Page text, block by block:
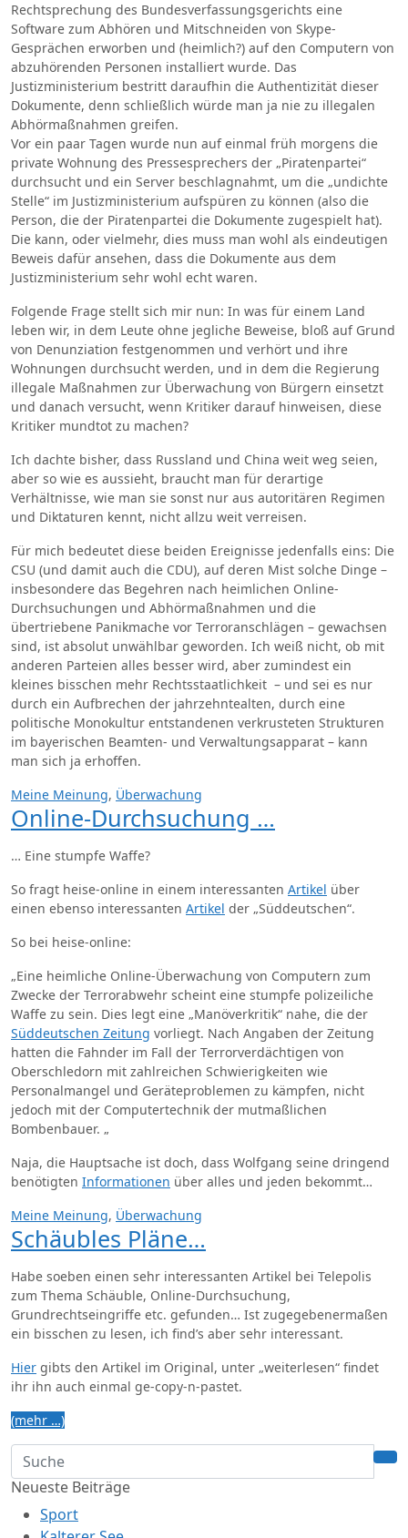
Rechtsprechung des Bundesverfassungsgerichts eine
Software zum Abhören und Mitschneiden von Skype-
Gesprächen erworben und (heimlich?) auf den Computern von
abzuhörenden Personen installiert wurde. Das
Justizministerium bestritt daraufhin die Authentizität dieser
Dokumente, denn schließlich würde man ja nie zu illegalen
Abhörmaßnahmen greifen.
Vor ein paar Tagen wurde nun auf einmal früh morgens die
private Wohnung des Pressesprechers der „Piratenpartei“
durchsucht und ein Server beschlagnahmt, um die „undichte
Stelle“ im Justizministerium aufspüren zu können (also die
Person, die der Piratenpartei die Dokumente zugespielt hat).
Die kann, oder vielmehr, dies muss man wohl als eindeutigen
Beweis dafür ansehen, dass die Dokumente aus dem
Justizministerium sehr wohl echt waren.
Folgende Frage stellt sich mir nun: In was für einem Land
leben wir, in dem Leute ohne jegliche Beweise, bloß auf Grund
von Denunziation festgenommen und verhört und ihre
Wohnungen durchsucht werden, und in dem die Regierung
illegale Maßnahmen zur Überwachung von Bürgern einsetzt
und danach versucht, wenn Kritiker darauf hinweisen, diese
Kritiker mundtot zu machen?
Ich dachte bisher, dass Russland und China weit weg seien,
aber so wie es aussieht, braucht man für derartige
Verhältnisse, wie man sie sonst nur aus autoritären Regimen
und Diktaturen kennt, nicht allzu weit verreisen.
Für mich bedeutet diese beiden Ereignisse jedenfalls eins: Die
CSU (und damit auch die CDU), auf deren Mist solche Dinge –
insbesondere das Begehren nach heimlichen Online-
Durchsuchungen und Abhörmaßnahmen und die
übertriebene Panikmache vor Terroranschlägen – gewachsen
sind, ist absolut unwählbar geworden. Ich weiß nicht, ob mit
anderen Parteien alles besser wird, aber zumindest ein
kleines bisschen mehr Rechtsstaatlichkeit – und sei es nur
durch ein Aufbrechen der jahrzehntealten, durch eine
politische Monokultur entstandenen verkrusteten Strukturen
im bayerischen Beamten- und Verwaltungsapparat – kann
man sich ja erhoffen.
Meine Meinung, Überwachung
Online-Durchsuchung …
… Eine stumpfe Waffe?
So fragt heise-online in einem interessanten Artikel über
einen ebenso interessanten Artikel der „Süddeutschen“.
So bei heise-online:
„Eine heimliche Online-Überwachung von Computern zum
Zwecke der Terrorabwehr scheint eine stumpfe polizeiliche
Waffe zu sein. Dies legt eine „Manöverkritik“ nahe, die der
Süddeutschen Zeitung vorliegt. Nach Angaben der Zeitung
hatten die Fahnder im Fall der Terrorverdächtigen von
Oberschledorn mit zahlreichen Schwierigkeiten wie
Personalmangel und Geräteproblemen zu kämpfen, nicht
jedoch mit der Computertechnik der mutmaßlichen
Bombenbauer. „
Naja, die Hauptsache ist doch, dass Wolfgang seine dringend
benötigten Informationen über alles und jeden bekommt…
Meine Meinung, Überwachung
Schäubles Pläne…
Habe soeben einen sehr interessanten Artikel bei Telepolis
zum Thema Schäuble, Online-Durchsuchung,
Grundrechtseingriffe etc. gefunden… Ist zugegebenermaßen
ein bisschen zu lesen, ich find’s aber sehr interessant.
Hier gibts den Artikel im Original, unter „weiterlesen“ findet
ihr ihn auch einmal ge-copy-n-pastet.
(mehr …)
Neueste Beiträge
Sport